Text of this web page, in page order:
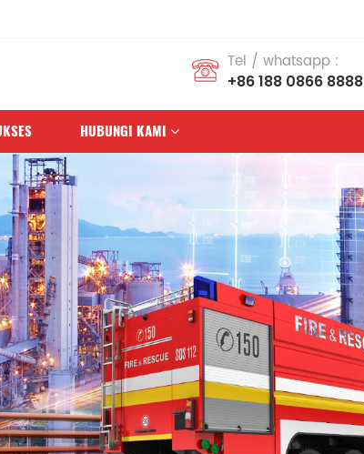
Tel / whatsapp :
+86 188 0866 8888
HUBUNGI KAMI